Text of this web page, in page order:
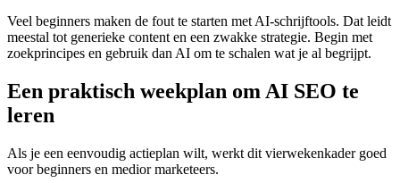
Veel beginners maken de fout te starten met AI-schrijftools. Dat leidt
meestal tot generieke content en een zwakke strategie. Begin met
zoekprincipes en gebruik dan AI om te schalen wat je al begrijpt.
Een praktisch weekplan om AI SEO te
leren
Als je een eenvoudig actieplan wilt, werkt dit vierwekenkader goed
voor beginners en medior marketeers.